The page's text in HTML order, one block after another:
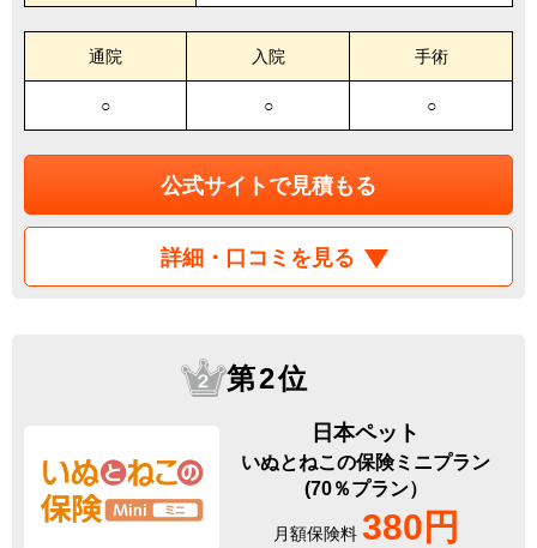
通院 入院 手術
○ ○ ○
公式サイトで見積もる
詳細・口コミを見る
第2位
日本ペット
いぬとねこの保険ミニプラン
(70％プラン）
月額保険料 380円